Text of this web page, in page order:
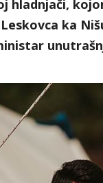
hladnjači,
ka